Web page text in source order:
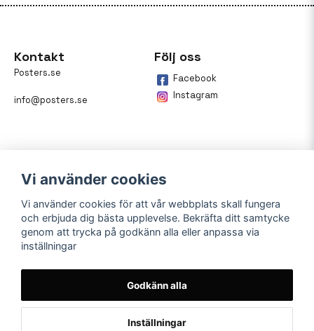
Kontakt
Posters.se
info@posters.se
Följ oss
Facebook
Instagram
Betalning
På posters.se kan du enkelt
Vi använder cookies
Vi använder cookies för att vår webbplats skall fungera
och erbjuda dig bästa upplevelse. Bekräfta ditt samtycke
genom att trycka på godkänn alla eller anpassa via
inställningar
Godkänn alla
Inställningar